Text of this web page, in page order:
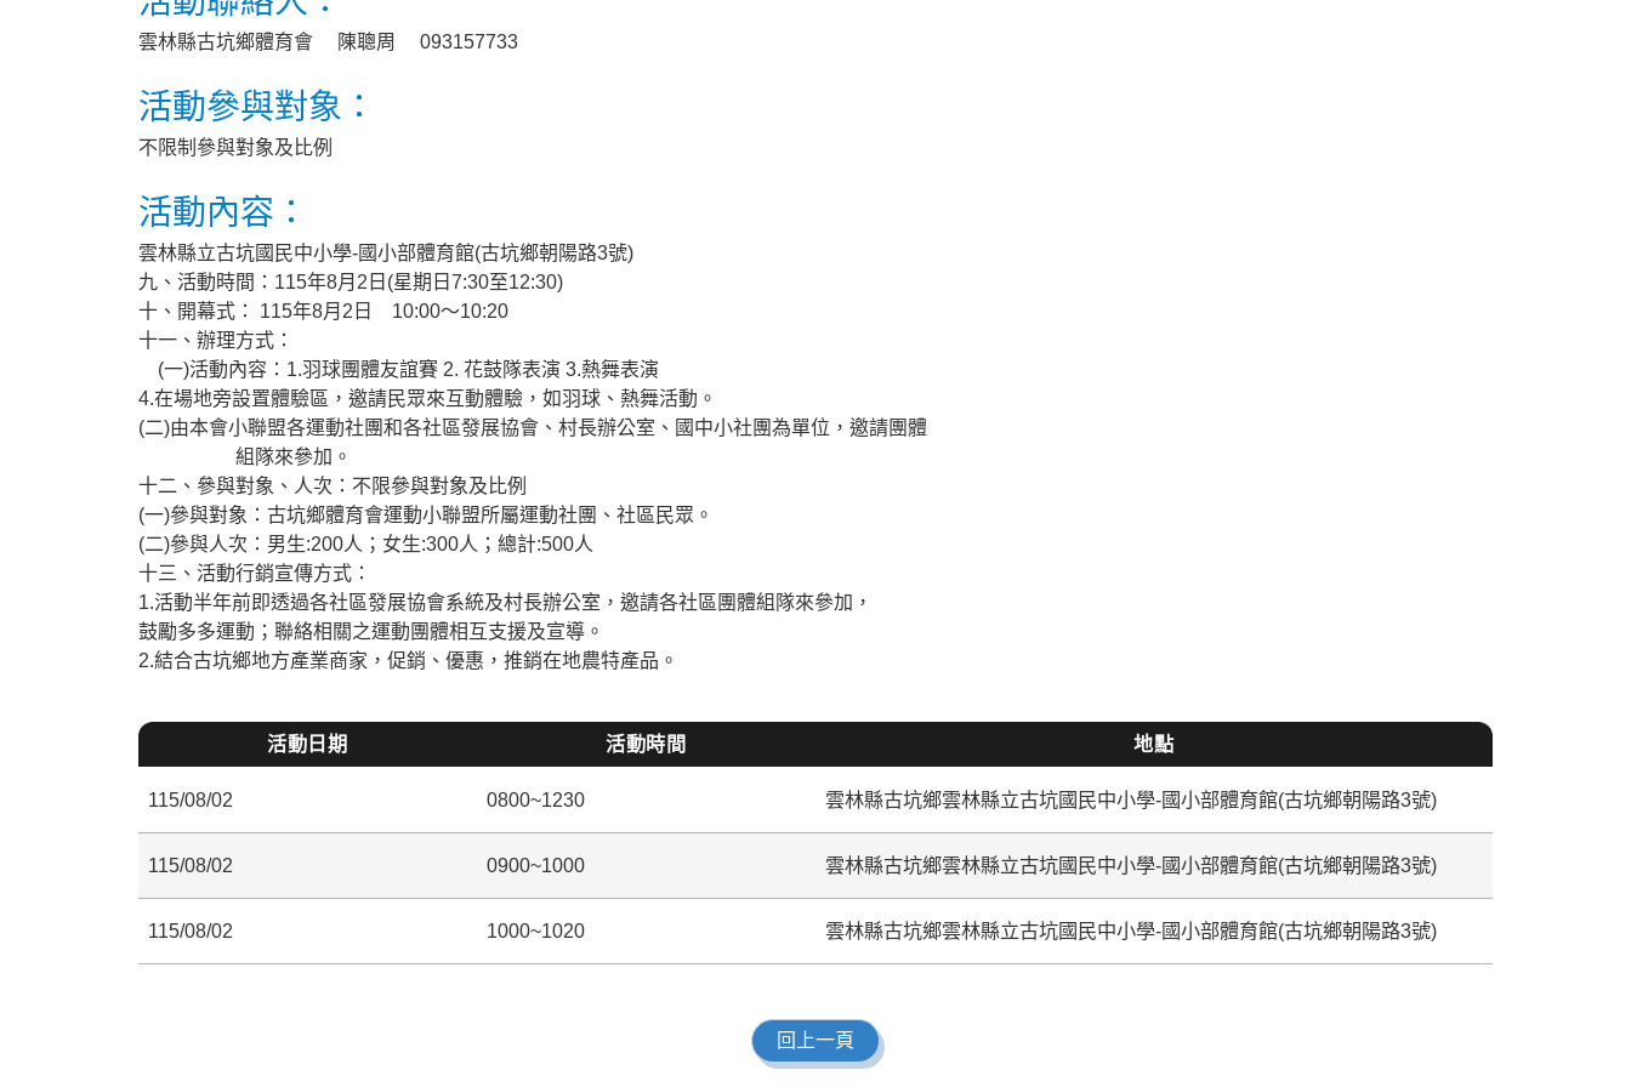
雲林縣古坑鄉體育會 陳聰周 093157733
活動參與對象：
不限制參與對象及比例
活動內容：
雲林縣立古坑國民中小學-國小部體育館(古坑鄉朝陽路3號)
九、活動時間：115年8月2日(星期日7:30至12:30)
十、開幕式： 115年8月2日 10:00～10:20
十一、辦理方式：
(一)活動內容：1.羽球團體友誼賽 2. 花鼓隊表演 3.熱舞表演
4.在場地旁設置體驗區，邀請民眾來互動體驗，如羽球、熱舞活動。
(二)由本會小聯盟各運動社團和各社區發展協會、村長辦公室、國中小社團為單位，邀請團體
組隊來參加。
十二、參與對象、人次：不限參與對象及比例
(一)參與對象：古坑鄉體育會運動小聯盟所屬運動社團、社區民眾。
(二)參與人次：男生:200人；女生:300人；總計:500人
十三、活動行銷宣傳方式：
1.活動半年前即透過各社區發展協會系統及村長辦公室，邀請各社區團體組隊來參加，
鼓勵多多運動；聯絡相關之運動團體相互支援及宣導。
2.結合古坑鄉地方產業商家，促銷、優惠，推銷在地農特產品。
活動日期 活動時間 地點
115/08/02 0800~1230 雲林縣古坑鄉雲林縣立古坑國民中小學-國小部體育館(古坑鄉朝陽路3號)
115/08/02 0900~1000 雲林縣古坑鄉雲林縣立古坑國民中小學-國小部體育館(古坑鄉朝陽路3號)
115/08/02 1000~1020 雲林縣古坑鄉雲林縣立古坑國民中小學-國小部體育館(古坑鄉朝陽路3號)
回上一頁